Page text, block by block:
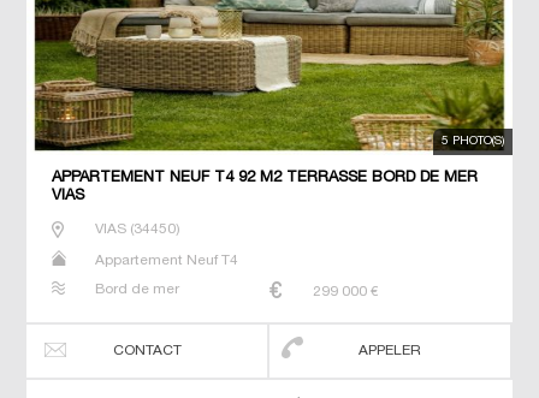
5 PHOTO(S)
APPARTEMENT NEUF T4 92 M2 TERRASSE BORD DE MER
VIAS
VIAS(34450)
Appartement Neuf T4
Bord de mer 299 000 €
CONTACT APPELER